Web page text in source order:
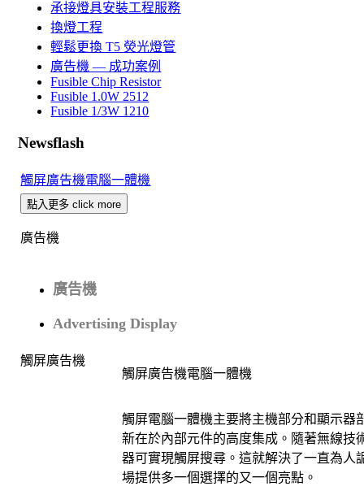
承接燈具安裝工程服務
換燈工程
輕鬆更換 T5 熒光燈管
廣告機 — 成功案例
Fusible Chip Resistor
Fusible 1.0W 2512
Fusible 1/3W 1210
Newsflash
觸屏廣告機電腦一體機
點入更多 click more
廣告機
廣告機
Advertising Display
觸屏廣告機
觸屏廣告機電腦一體機
觸屏電腦一體機主要將主機部分和顯示
新在於內部元件的高度集成。隨著無線技
器可實現觸屏搜尋。這就解決了一直為
場提供多一個選擇的又一個亮點。